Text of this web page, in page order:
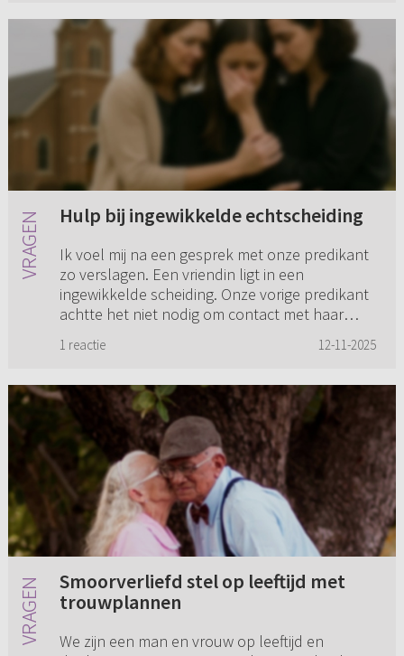
Hulp bij ingewikkelde echtscheiding
Ik voel mij na een gesprek met onze predikant
zo verslagen. Een vriendin ligt in een
ingewikkelde scheiding. Onze vorige predikant
achtte het niet nodig om contact met haar
1 reactie 12-11-2025
Smoorverliefd stel op leeftijd met
trouwplannen
We zijn een man en vrouw op leeftijd en